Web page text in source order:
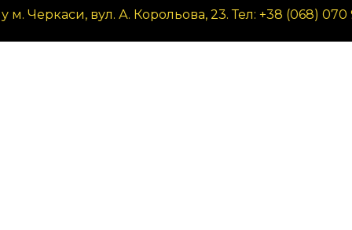
Черкаси, вул. А. Корольова, 23. Тел: +38 (068) 070